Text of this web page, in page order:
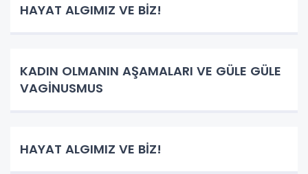
HAYAT ALGIMIZ VE BİZ!
KADIN OLMANIN AŞAMALARI VE GÜLE GÜLE
VAGİNUSMUS
HAYAT ALGIMIZ VE BİZ!